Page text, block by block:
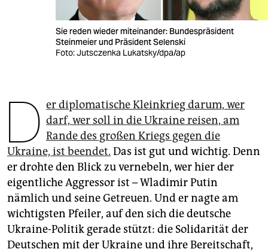
fragen & hilfe
genossenschaft
epaper login
Sie reden wieder miteinander: Bundespräsident
Steinmeier und Präsident Selenski
Foto: Jutsczenka Lukatsky/dpa/ap
D er diplomatische Kleinkrieg darum, wer
darf, wer soll in die Ukraine reisen, am
Rande des großen Kriegs gegen die
Ukraine, ist beendet. Das ist gut und wichtig. Denn
er drohte den Blick zu vernebeln, wer hier der
eigentliche Aggressor ist – Wladimir Putin
nämlich und seine Getreuen. Und er nagte am
wichtigsten Pfeiler, auf den sich die deutsche
Ukraine-Politik gerade stützt: die Solidarität der
Deutschen mit der Ukraine und ihre Bereitschaft,